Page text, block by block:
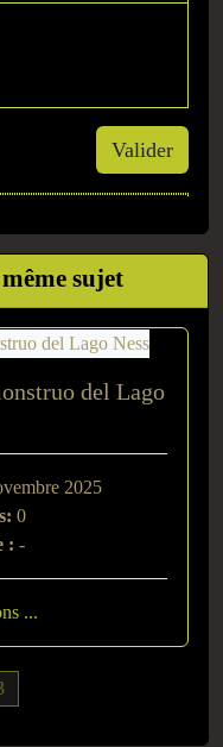
Valider
sujet
del Lago
2025
0
: -
...